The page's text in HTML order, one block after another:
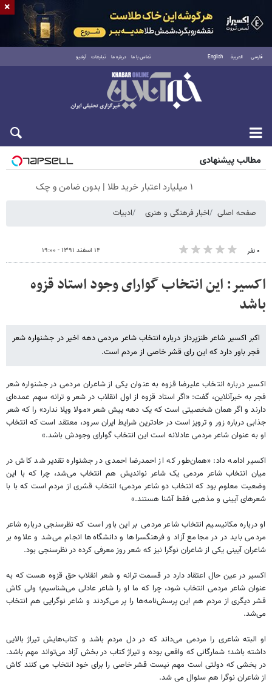
فارسی العربية English تماس با ما درباره ما تبلیغات آرشیو
شنبه ۱۷ مرداد ۱۴۰۵
مطالب پیشنهادی
۱ میلیارد اعتبار خرید طلا | بدون ضامن و چک
صفحه اصلی اخبار فرهنگی و هنری ادبیات
۰ نفر ۱۴ اسفند ۱۳۹۱ - ۱۹:۰۰
اکسیر: این انتخاب گوارای وجود استاد قزوه
باشد
اکبر اکسیر شاعر طنزپرداز درباره انتخاب شاعر مردمی دهه اخیر در جشنواره شعر
فجر باور دارد که این رای قشر خاصی از مردم است.
اکسیر درباره انتخاب علیرضا قزوه به عنوان یکی از شاعران مردمی در جشنواره شعر
فجر به خبرآنلاین، گفت: «اگر استاد قزوه از اول انقلاب در شعر و ترانه سهم عمده‌ای
دارند و اگر همان شخصیتی است که یک دهه پیش شعر «مولا ویلا ندارد» را که شعر
جذابی درباره زور و ترویز است در حادترین شرایط ایران سرود، معتقد است که انتخاب
او به عنوان شاعر مردمی عادلانه است این انتخاب گوارای وجودش باشد.»
اکسیر ادامه داد: «همان‌طور که از احمدرضا احمدی در جشنواره تقدیر شد کاش در
میان انتخاب شاعر مردمی یک شاعر نواندیش هم انتخاب می‌شد، چرا که با این
وضعیت معلوم بود که انتخاب دو شاعر مردمی؛ انتخاب قشری از مردم است که با با
شعرهای آیینی و مذهبی فقط آشنا هستند.»
او درباره مکانیسیم انتخاب شاعر مردمی بر این باور است که نظرسنجی درباره شاعر
مردمی باید در در مجامع آزاد و فرهنگسراها و دانشگاه‌ها انجام می‌شد و علاوه بر
شاعران آیینی یکی از شاعران نوگرا نیز که شعر روز معرفی کرده در نظرسنجی بود.
اکسیر در عین حال اعتقاد دارد در قسمت ترانه و شعر انقلاب حق قزوه هست که به
عنوان شاعر مردمی انتخاب شود، چرا که ما او را شاعر عادلی می‌شناسیم؛ ولی کاش
قشر دیگری از مردم هم این پرسش‌نامه‌ها را پر می‌کردند و شاعر نوگرایی هم انتخاب
می‌شد.
او البته شاعری را مردمی می‌داند که در دل مردم باشد و کتاب‌هایش تیراژ بالایی
داشته باشد؛ شمارگانی که واقعی بوده و تیراژ کتاب در بخش آزاد می‌تواند مهم باشد.
در بخشی که دولتی است مهم نیست قشر خاصی را برای خود انتخاب می کنند کاش
از شاعران نوگرا هم سئوال می شد.
×